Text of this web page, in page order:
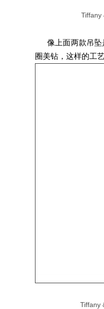
Tiffany
像上面两款吊坠
圈美钻，这样的工
Tiffany